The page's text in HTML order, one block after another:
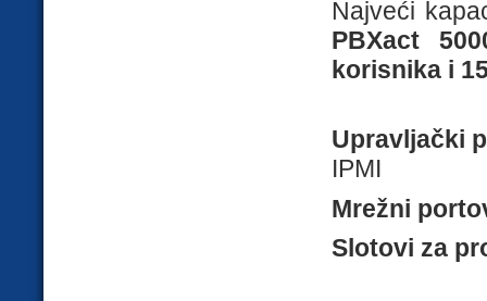
Najveći
PBXact
korisnika i
Upravljački
IPMI
Mrežni
Slotovi za